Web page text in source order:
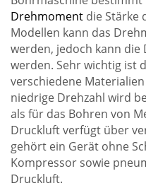
Drehmoment die Stärke
Modellen kann das
werden, jedoch kann die
werden. Sehr wichtig ist
verschiedene
niedrige Drehzahl wird
als für das Bohren von
Druckluft verfügt über
gehört ein Gerät ohne
Kompressor sowie
Druckluft.